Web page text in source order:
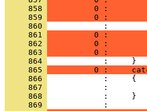
     858
0 :
     859
0 :
     860
     861
0 :
     862
0 :
     863
0 :
     864
     865
0 :
     866
     867
     868
     869